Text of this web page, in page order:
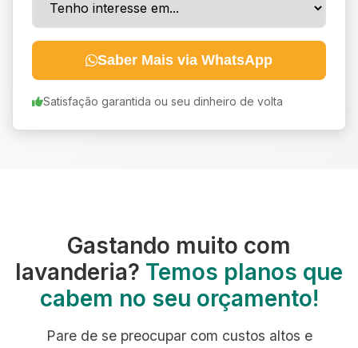
Saber Mais via WhatsApp
Satisfação garantida ou seu dinheiro de volta
Gastando muito com
lavanderia? Temos planos que
cabem no seu orçamento!
Pare de se preocupar com custos altos e